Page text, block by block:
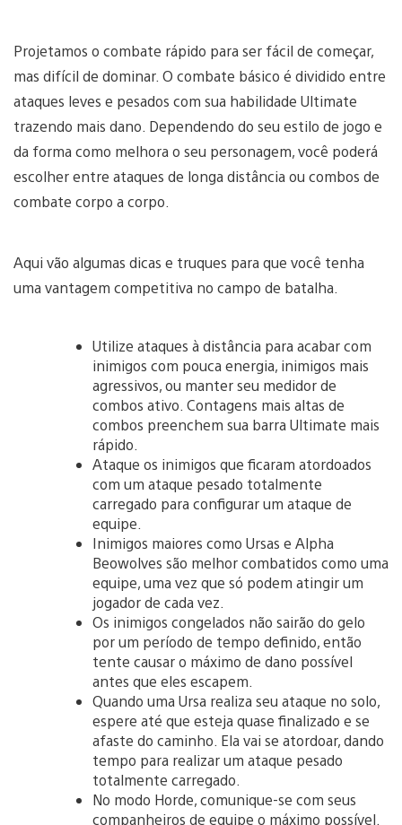
Projetamos o combate rápido para ser fácil de começar,
mas difícil de dominar. O combate básico é dividido entre
ataques leves e pesados com sua habilidade Ultimate
trazendo mais dano. Dependendo do seu estilo de jogo e
da forma como melhora o seu personagem, você poderá
escolher entre ataques de longa distância ou combos de
combate corpo a corpo.
Aqui vão algumas dicas e truques para que você tenha
uma vantagem competitiva no campo de batalha.
Utilize ataques à distância para acabar com
inimigos com pouca energia, inimigos mais
agressivos, ou manter seu medidor de
combos ativo. Contagens mais altas de
combos preenchem sua barra Ultimate mais
rápido.
Ataque os inimigos que ficaram atordoados
com um ataque pesado totalmente
carregado para configurar um ataque de
equipe.
Inimigos maiores como Ursas e Alpha
Beowolves são melhor combatidos como uma
equipe, uma vez que só podem atingir um
jogador de cada vez.
Os inimigos congelados não sairão do gelo
por um período de tempo definido, então
tente causar o máximo de dano possível
antes que eles escapem.
Quando uma Ursa realiza seu ataque no solo,
espere até que esteja quase finalizado e se
afaste do caminho. Ela vai se atordoar, dando
tempo para realizar um ataque pesado
totalmente carregado.
No modo Horde, comunique-se com seus
companheiros de equipe o máximo possível.